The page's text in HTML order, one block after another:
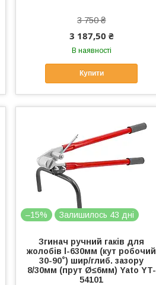
3 750 ₴
3 187,50 ₴
В наявності
Купити
–15% Залишилось 43 дні
Згинач ручний гаків для
жолобів l-630мм (кут робочий
30-90˚) шир/глиб. зазору
8/30мм (прут Ø≤6мм) Yato YT-
54101